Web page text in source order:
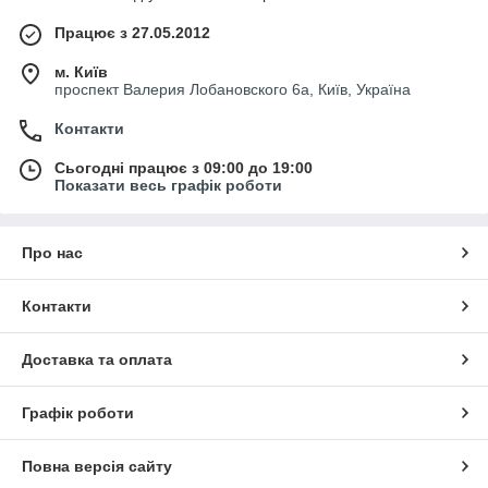
компактному блоці.
10. Котел сконструйовано так, щоб первинний і вторинний
повітря попередньо прогрівався проходячи через спеціальні
вздовж стінки топки котла.
11.Знижене питоме теплове навантаження в топці, що
12. Знижена загальна водяна ємність, знижує теплову інерцію
електроенергії.
Система подачі палива може бути налаштована на часткову
потужність
Працює з 27.05.2012
м. Київ
проспект Валерия Лобановского 6а, Київ, Україна
Контакти
Сьогодні працює з 09:00 до 19:00
Показати весь графік роботи
Про нас
Контакти
Доставка та оплата
Графік роботи
Повна версія сайту